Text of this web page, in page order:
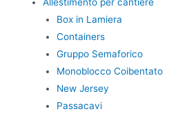
Box in Lamiera
Containers
Gruppo Semaforico
Monoblocco Coibentato
New Jersey
Passacavi